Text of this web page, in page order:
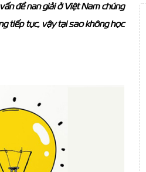
đề nan giải ở Việt Nam chúng
tiếp tục, vậy tại sao không học